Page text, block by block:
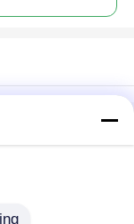
Anhui